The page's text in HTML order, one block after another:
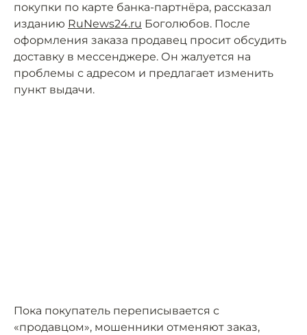
покупки по карте банка-партнёра, рассказал
изданию RuNews24.ru Боголюбов. После
оформления заказа продавец просит обсудить
доставку в мессенджере. Он жалуется на
проблемы с адресом и предлагает изменить
пункт выдачи.
Пока покупатель переписывается с
«продавцом», мошенники отменяют заказ,